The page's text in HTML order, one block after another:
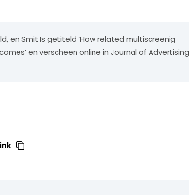
en Smit Is getiteld ‘How related multiscreenig
en verscheen online in Journal of Advertising